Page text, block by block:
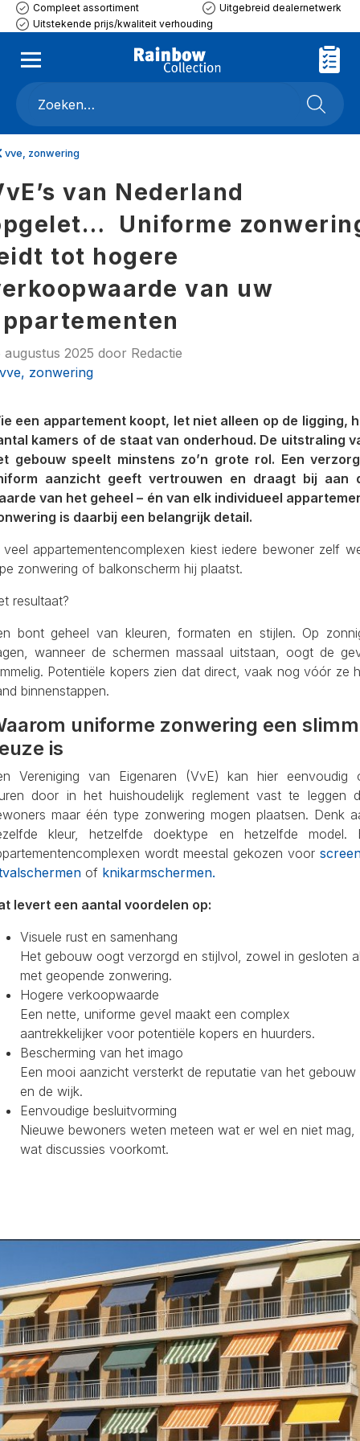
Compleet assortiment
Uitgebreid dealernetwerk
Uitstekende prijs/kwaliteit verhouding
vve, zonwering
van Nederland
Uniforme
tot hogere
van uw
augustus 2025 door Redactie
vve, zonwering
een appartement koopt, let niet alleen op de ligging,
kamers of de staat van onderhoud. De uitstraling
gebouw speelt minstens zo’n grote rol. Een
aanzicht geeft vertrouwen en draagt bij aan
van het geheel – én van elk individueel
is daarbij een belangrijk detail.
veel appartementencomplexen kiest iedere bewoner zelf
zonwering of balkon­scherm hij plaatst.
resultaat?
bont geheel van kleuren, formaten en stijlen. Op
wanneer de schermen massaal uitstaan, oogt de
Potentiële kopers zien dat direct, vaak nog vóór ze
binnenstappen.
uniforme zonwering een
is
Vereniging van Eigenaren (VvE) kan hier eenvoudig
door in het huishoudelijk reglement vast te leggen
maar één type zonwering mogen plaatsen. Denk
kleur, hetzelfde doektype en hetzelfde model.
wordt meestal gekozen voor
of knikarmschermen.
levert een aantal voordelen op:
Visuele rust en samenhang
Het gebouw oogt verzorgd en stijlvol, zowel in gesloten
met geopende zonwering.
Hogere verkoopwaarde
Een nette, uniforme gevel maakt een complex
aantrekkelijker voor potentiële kopers en huurders.
Bescherming van het imago
Een mooi aanzicht versterkt de reputatie van het gebouw
en de wijk.
Eenvoudige besluitvorming
Nieuwe bewoners weten meteen wat er wel en niet mag,
wat discussies voorkomt.